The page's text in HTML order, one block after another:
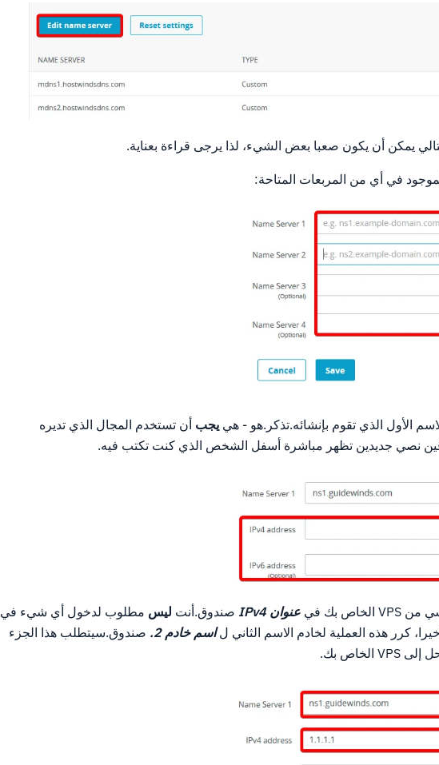
يمكن أن يكون صعبا بعض الشيء، لذا يرجى قراءة بعناية.
في أي من المربعات المتاحة:
الأول الذي تقوم بإنشائه.تذكر.هو - هييجب أن تستخدم المجال الذي تديره
نصي جديدين تظهر مباشرة أسفل الشخص الذي كنت تكتب فيه.
عنوان IPv4 صندوق.أنت ليس مطلوب لدخول أي شيء في
كرر هذه العملية لخادم الاسم الثاني لاسم خادم 2.
صندوق.سيتطلب هذا الجزء